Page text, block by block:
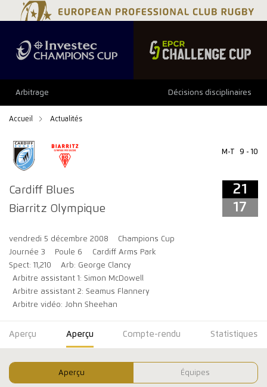
Arbitrage Décisions disciplinaires
Accueil Actualités
Cardiff Blues
Biarritz Olympique
M-T 9 - 10
21
17
vendredi 5 décembre 2008
Champions Cup
Journée 3
Poule 6
Cardiff Arms Park
Spect: 11,210
Arb: George Clancy
Arbitre assistant 1: Simon McDowell
Arbitre assistant 2: Seamus Flannery
Arbitre vidéo: John Sheehan
21 17
Aperçu Aperçu Compte-rendu Statistiques
Aperçu Équipes